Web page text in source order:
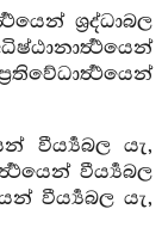
ශ්‍රද්ධාබල
වීර්‍ය්‍යබල යැ,
වීර්‍ය්‍යබල
වීර්‍ය්‍යබල යැ,